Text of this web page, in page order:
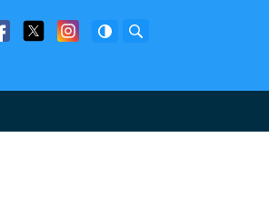
Facebook
Twitter Facebook